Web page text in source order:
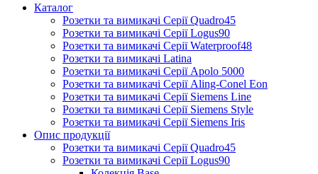
Каталог
Розетки та вимикачі Серії Quadro45
Розетки та вимикачі Серії Logus90
Розетки та вимикачі Серії Waterproof48
Розетки та вимикачі Latina
Розетки та вимикачі Серії Apolo 5000
Розетки та вимикачі Серії Aling-Conel Eon
Розетки та вимикачі Серії Siemens Line
Розетки та вимикачі Серії Siemens Style
Розетки та вимикачі Серії Siemens Iris
Опис продукції
Розетки та вимикачі Серії Quadro45
Розетки та вимикачі Серії Logus90